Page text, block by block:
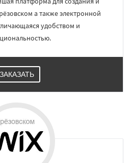
а также электронной
удобством и
ЗАКАЗАТЬ